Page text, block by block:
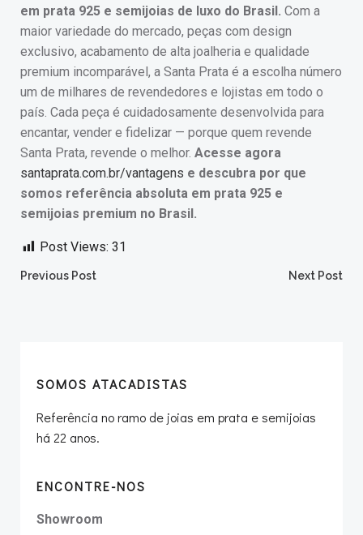
em prata 925 e semijoias de luxo do Brasil. Com a
maior variedade do mercado, peças com design
exclusivo, acabamento de alta joalheria e qualidade
premium incomparável, a Santa Prata é a escolha número
um de milhares de revendedores e lojistas em todo o
país. Cada peça é cuidadosamente desenvolvida para
encantar, vender e fidelizar — porque quem revende
Santa Prata, revende o melhor. Acesse agora
santaprata.com.br/vantagens e descubra por que
somos referência absoluta em prata 925 e
semijoias premium no Brasil.
Post Views: 31
Post
Previous Post Next Post
SOMOS ATACADISTAS
Referência no ramo de joias em prata e semijoias
há 22 anos.
ENCONTRE-NOS
Showroom